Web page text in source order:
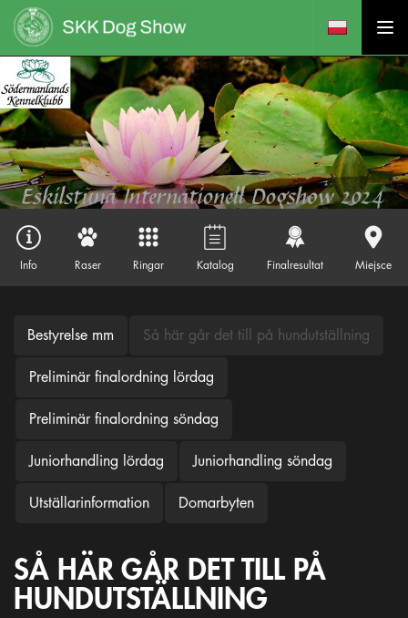
Info Raser Ringar Katalog Finalresultat Miejsce
Bestyrelse mm Så här går det till på hundutställning
Preliminär finalordning lördag
Preliminär finalordning söndag
Juniorhandling lördag Juniorhandling söndag
Utställarinformation Domarbyten
SÅ HÄR GÅR DET TILL PÅ
HUNDUTSTÄLLNING